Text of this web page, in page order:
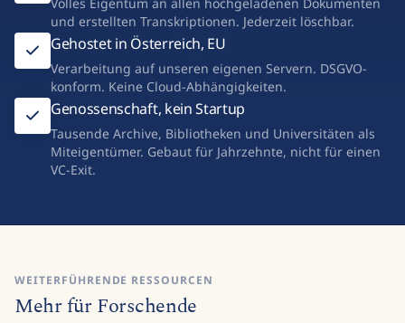
Ihre Daten bleiben bei Ihnen
Volles Eigentum an allen hochgeladenen Dokumenten
und erstellten Transkriptionen. Jederzeit löschbar.
Gehostet in Österreich, EU
Verarbeitung auf unseren eigenen Servern. DSGVO-
konform. Keine Cloud-Abhängigkeiten.
Genossenschaft, kein Startup
Tausende Archive, Bibliotheken und Universitäten als
WEITERFÜHRENDE RESSOURCEN